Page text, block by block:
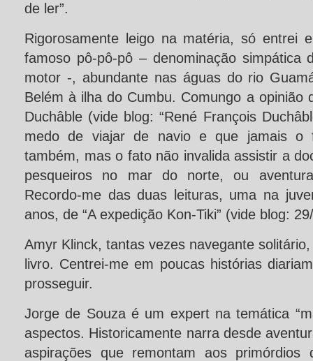
de ler”.
Rigorosamente leigo na matéria, só entrei
famoso pô-pô-pô – denominação simpática
motor -, abundante nas águas do rio
Belém à ilha do Cumbu. Comungo a opinião
Duchâble (vide blog: “René François
medo de viajar de navio e que jamais o
também, mas o fato não invalida assistir a
pesqueiros no mar do norte, ou
Recordo-me das duas leituras, uma na
anos, de “A expedição Kon-Tiki” (vide blog:
Amyr Klinck, tantas vezes navegante
livro. Centrei-me em poucas histórias
prosseguir.
Jorge de Souza é um expert na temática
aspectos. Historicamente narra desde
aspirações que remontam aos primórdios